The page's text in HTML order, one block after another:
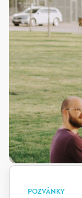
POZVÁNKY